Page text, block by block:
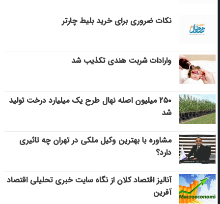
نکات ضروری برای خرید بلیط چارتر
وارادات شربت هندی تکذیب شد
۲۵۰ میلیون اصله نهال طرح یک میلیارد درخت تولید
شد
مشاوره با بهترین وکیل ملکی در تهران چه تاثیری
دارد؟
آنالیز اقتصاد کلان از نگاه سایت خبری تحلیلی اقتصاد
آفرین